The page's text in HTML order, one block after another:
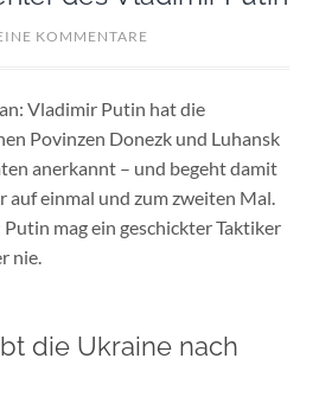
KOMMENTARE
Vladimir Putin hat die
Povinzen Donezk und Luhansk
anerkannt – und begeht damit
auf einmal und zum zweiten Mal.
mag ein geschickter Taktiker
nie.
die Ukraine nach